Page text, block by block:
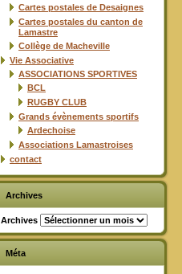
Cartes postales de Desaignes
Cartes postales du canton de
Lamastre
Collège de Macheville
Vie Associative
ASSOCIATIONS SPORTIVES
BCL
RUGBY CLUB
Grands évènements sportifs
Ardechoise
Associations Lamastroises
contact
Archives
Archives
Méta